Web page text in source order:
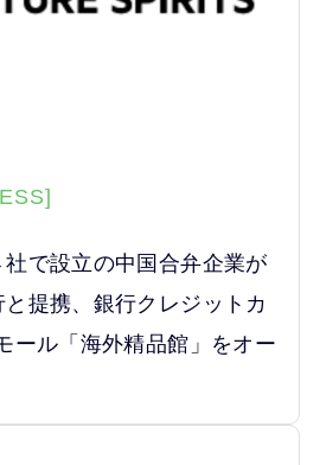
で設立の中国合弁企業が
提携、銀行クレジットカ
ール「海外精品館」をオー